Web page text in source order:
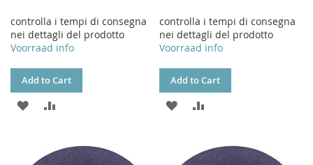
controlla i tempi di consegna
nei dettagli del prodotto
Voorraad info
Add to Cart
ADD
WISHCOMPARE
controlla i tempi di consegna
nei dettagli del prodotto
Voorraad info
Add to Cart
ADD
WISHCOMPARE